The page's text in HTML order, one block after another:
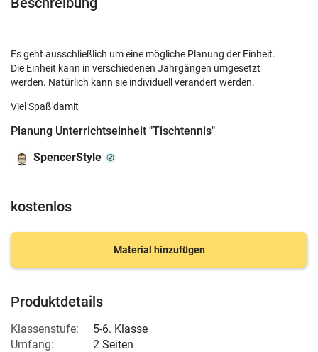
Es geht ausschließlich um eine mögliche Planung der Einheit.
Die Einheit kann in verschiedenen Jahrgängen umgesetzt
werden. Natürlich kann sie individuell verändert werden.
Viel Spaß damit
Planung Unterrichtseinheit "Tischtennis"
SpencerStyle
kostenlos
Material hinzufügen
Produktdetails
Klassenstufe:
5-6. Klasse
Umfang:
2 Seiten